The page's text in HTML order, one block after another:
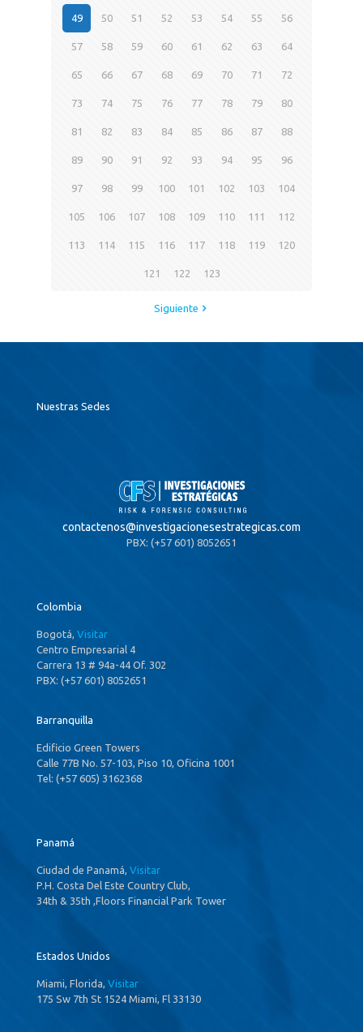
49 50 51 52 53 54 55 56
57 58 59 60 61 62 63 64
65 66 67 68 69 70 71 72
73 74 75 76 77 78 79 80
81 82 83 84 85 86 87 88
89 90 91 92 93 94 95 96
97 98 99 100 101 102 103 104
105 106 107 108 109 110 111 112
113 114 115 116 117 118 119 120
121 122 123
Siguiente
Nuestras Sedes
contactenos@investigacionesestrategicas.com
PBX: (+57 601) 8052651
Colombia
Bogotá, Visitar
Centro Empresarial 4
Carrera 13 # 94a-44 Of. 302
PBX: (+57 601) 8052651
Barranquilla
Edificio Green Towers
Calle 77B No. 57-103, Piso 10, Oficina 1001
Tel: (+57 605) 3162368
Panamá
Ciudad de Panamá, Visitar
P.H. Costa Del Este Country Club,
34th & 35th ,Floors Financial Park Tower
Estados Unidos
Miami, Florida, Visitar
175 Sw 7th St 1524 Miami, Fl 33130